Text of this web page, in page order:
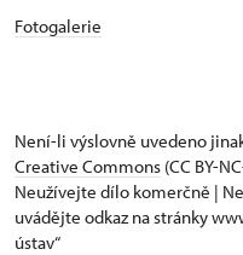
Fotogalerie
Není-li výslovně uvedeno
Creative Commons (CC BY-
Neužívejte dílo komerčně |
uvádějte odkaz na stránky
ústav“